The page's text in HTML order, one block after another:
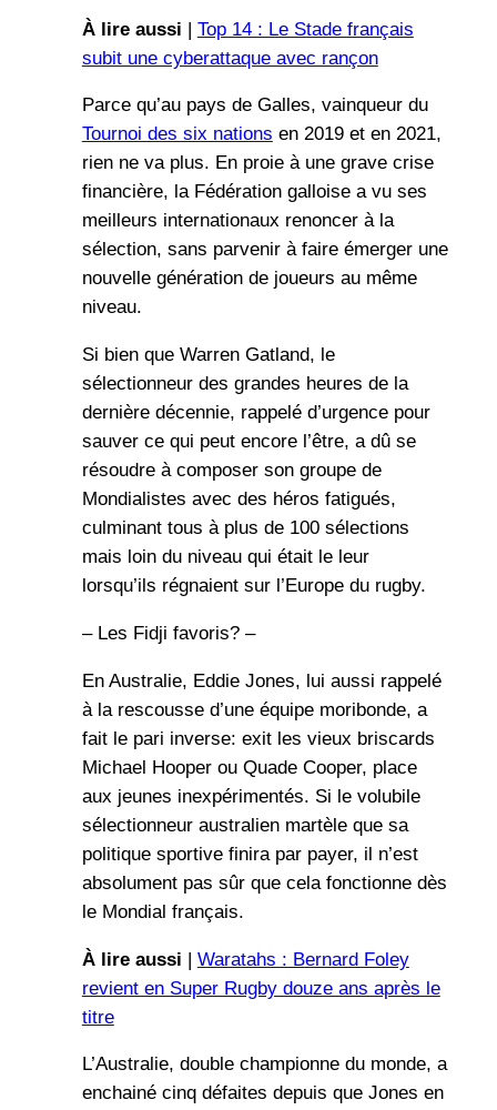
À lire aussi | Top 14 : Le Stade français
subit une cyberattaque avec rançon
Parce qu’au pays de Galles, vainqueur du
Tournoi des six nations en 2019 et en 2021,
rien ne va plus. En proie à une grave crise
financière, la Fédération galloise a vu ses
meilleurs internationaux renoncer à la
sélection, sans parvenir à faire émerger une
nouvelle génération de joueurs au même
niveau.
Si bien que Warren Gatland, le
sélectionneur des grandes heures de la
dernière décennie, rappelé d’urgence pour
sauver ce qui peut encore l’être, a dû se
résoudre à composer son groupe de
Mondialistes avec des héros fatigués,
culminant tous à plus de 100 sélections
mais loin du niveau qui était le leur
lorsqu’ils régnaient sur l’Europe du rugby.
– Les Fidji favoris? –
En Australie, Eddie Jones, lui aussi rappelé
à la rescousse d’une équipe moribonde, a
fait le pari inverse: exit les vieux briscards
Michael Hooper ou Quade Cooper, place
aux jeunes inexpérimentés. Si le volubile
sélectionneur australien martèle que sa
politique sportive finira par payer, il n’est
absolument pas sûr que cela fonctionne dès
le Mondial français.
À lire aussi | Waratahs : Bernard Foley
revient en Super Rugby douze ans après le
titre
L’Australie, double championne du monde, a
enchainé cinq défaites depuis que Jones en